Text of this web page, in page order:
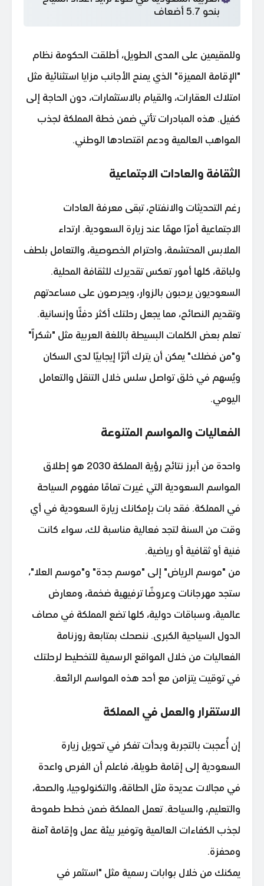
بنحو 5.7 أضعاف
وللمقيمين على المدى الطويل، أطلقت الحكومة نظام
"الإقامة المميزة" الذي يمنح الأجانب مزايا استثنائية مثل
امتلاك العقارات، والقيام بالاستثمارات، دون الحاجة إلى
كفيل. هذه المبادرات تأتي ضمن خطة المملكة لجذب
المواهب العالمية ودعم اقتصادها الوطني.
الثقافة والعادات الاجتماعية
رغم التحديثات والانفتاح، تبقى معرفة العادات
الاجتماعية أمرًا مهمًا عند زيارة السعودية. ارتداء
الملابس المحتشمة، واحترام الخصوصية، والتعامل بلطف
ولباقة، كلها أمور تعكس تقديرك للثقافة المحلية.
السعوديون يرحبون بالزوار، ويحرصون على مساعدتهم
وتقديم النصائح، مما يجعل رحلتك أكثر دفئًا وإنسانية.
تعلم بعض الكلمات البسيطة باللغة العربية مثل "شكراً"
و"من فضلك" يمكن أن يترك أثرًا إيجابيًا لدى السكان
ويُسهم في خلق تواصل سلس خلال التنقل والتعامل
اليومي.
الفعاليات والمواسم المتنوعة
واحدة من أبرز نتائج رؤية المملكة 2030 هو إطلاق
المواسم السعودية التي غيرت تمامًا مفهوم السياحة
في المملكة. فقد بات بإمكانك زيارة السعودية في أي
وقت من السنة لتجد فعالية مناسبة لك، سواء كانت
فنية أو ثقافية أو رياضية.
من "موسم الرياض" إلى "موسم جدة" و"موسم العلا"،
ستجد مهرجانات وعروضًا ترفيهية ضخمة، ومعارض
عالمية، وسباقات دولية، كلها تضع المملكة في مصاف
الدول السياحية الكبرى. ننصحك بمتابعة روزنامة
الفعاليات من خلال المواقع الرسمية للتخطيط لرحلتك
في توقيت يتزامن مع أحد هذه المواسم الرائعة.
الاستقرار والعمل في المملكة
إن أُعجبت بالتجربة وبدأت تفكر في تحويل زيارة
السعودية إلى إقامة طويلة، فاعلم أن الفرص واعدة
في مجالات عديدة مثل الطاقة، والتكنولوجيا، والصحة،
والتعليم، والسياحة. تعمل المملكة ضمن خطط طموحة
لجذب الكفاءات العالمية وتوفير بيئة عمل وإقامة آمنة
ومحفزة.
يمكنك من خلال بوابات رسمية مثل "استثمر في